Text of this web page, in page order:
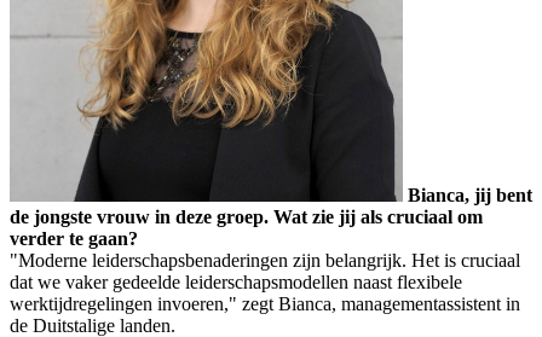
Bianca, jij bent
de jongste vrouw in deze groep. Wat zie jij als cruciaal om
verder te gaan?
"Moderne leiderschapsbenaderingen zijn belangrijk. Het is cruciaal
dat we vaker gedeelde leiderschapsmodellen naast flexibele
werktijdregelingen invoeren," zegt Bianca, managementassistent in
de Duitstalige landen.